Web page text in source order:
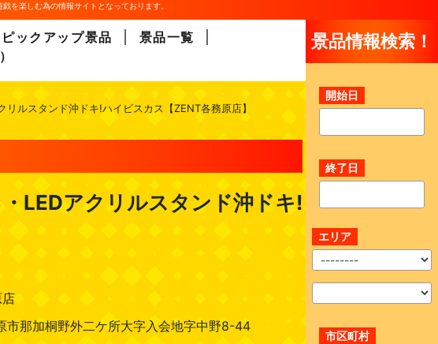
を楽しむ為の情報サイトとなっております。
ピックアップ景品
景品一覧
ルスタンド沖ドキ!ハイビスカス【ZENT各務原店】
LEDアクリルスタンド沖ドキ!
市那加桐野外二ケ所大字入会地字中野8-44
景品情報検索！
開始日
終了日
エリア
市区町村